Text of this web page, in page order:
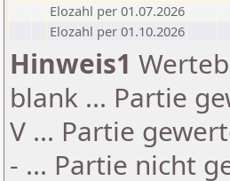
Elozahl per 01.07.2026
Elozahl per 01.10.2026
Hinweis1
blank ... Partie
V ... Partie
- ... Partie nicht